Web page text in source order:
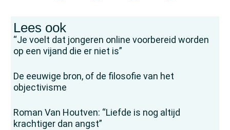
Lees ook
“Je voelt dat jongeren online voorbereid worden
op een vijand die er niet is”
De eeuwige bron, of de filosofie van het
objectivisme
Roman Van Houtven: “Liefde is nog altijd
krachtiger dan angst”